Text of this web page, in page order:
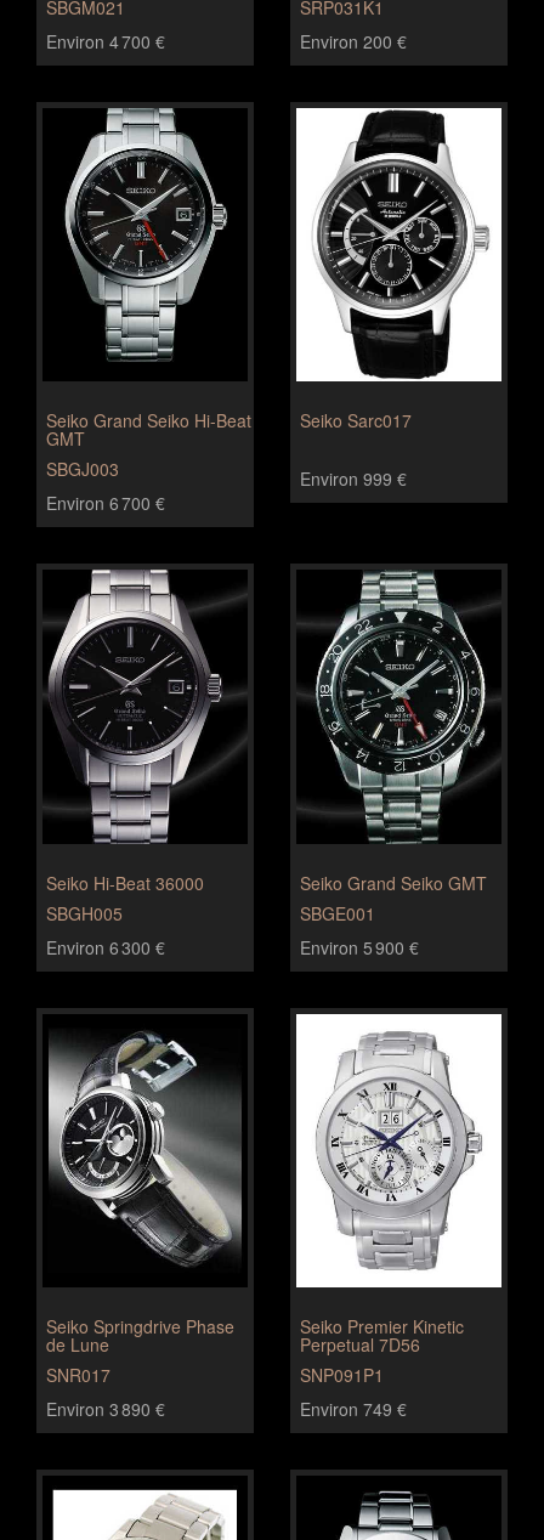
SBGM021
Environ 4 700 €
SRP031K1
Environ 200 €
Seiko Grand Seiko Hi-Beat
GMT
SBGJ003
Environ 6 700 €
Seiko Sarc017
Environ 999 €
Seiko Hi-Beat 36000
SBGH005
Environ 6 300 €
Seiko Grand Seiko GMT
SBGE001
Environ 5 900 €
Seiko Springdrive Phase
de Lune
SNR017
Environ 3 890 €
Seiko Premier Kinetic
Perpetual 7D56
SNP091P1
Environ 749 €